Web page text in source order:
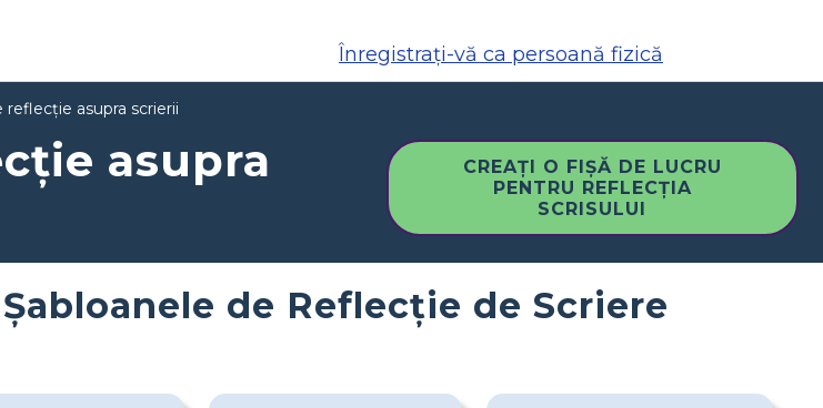
Înregistrați-vă ca persoană fizică
reflecție asupra scrierii
asupra
CREAȚI O FIȘĂ DE LUCRU
PENTRU REFLECȚIA
SCRISULUI
de Reflecție de Scriere